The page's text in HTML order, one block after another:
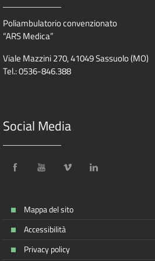
Poliambulatorio convenzionato
“ARS Medica”
Viale Mazzini 270, 41049 Sassuolo (MO)
Tel.: 0536-846.388
Social Media
Mappa del sito
Accessibilità
Privacy policy